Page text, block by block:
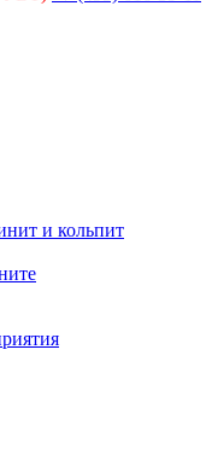
и кольпит